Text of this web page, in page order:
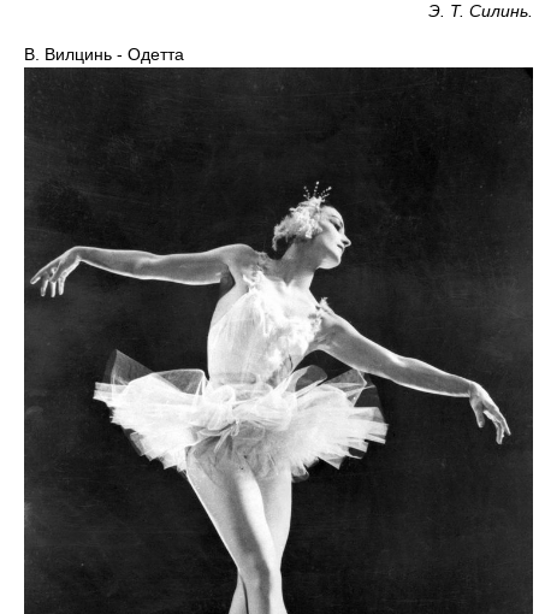
Э. Т. Силинь.
В. Вилцинь - Одетта